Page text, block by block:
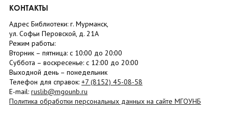
КОНТАКТЫ
Адрес Библиотеки: г. Мурманск,
ул. Софьи Перовской, д. 21А
Режим работы:
Вторник – пятница: с 10:00 до 20:00
Суббота – воскресенье: c 12:00 до 20:00
Выходной день – понедельник
Телефон для справок: +7 (8152) 45-08-58
E-mail: ruslib@mgounb.ru
Политика обработки персональных данных на сайте МГОУНБ